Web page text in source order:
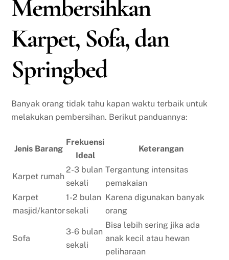
Membersihkan
Karpet, Sofa, dan
Springbed
Banyak orang tidak tahu kapan waktu terbaik untuk
melakukan pembersihan. Berikut panduannya:
Jenis Barang
Frekuensi
Ideal
Keterangan
Karpet rumah
2-3 bulan
sekali
Tergantung intensitas
pemakaian
Karpet
masjid/kantor
1-2 bulan
sekali
Karena digunakan banyak
orang
Sofa
3-6 bulan
sekali
Bisa lebih sering jika ada
anak kecil atau hewan
peliharaan